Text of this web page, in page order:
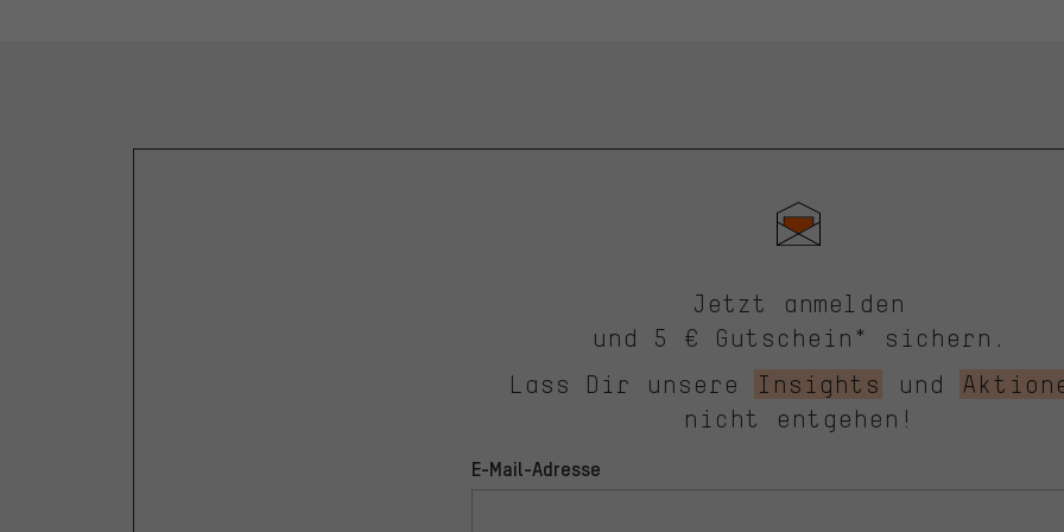
Jetzt anmelden
und 5 € Gutschein* sichern.
Lass Dir unsere
Insights und
nicht entgehen!
E-Mail-Adresse